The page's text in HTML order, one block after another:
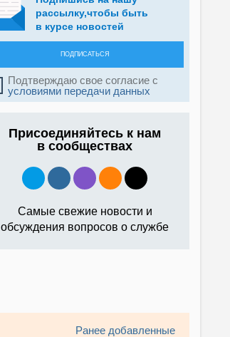
рассылку,чтобы быть
в курсе новостей
ПОДПИСАТЬСЯ
Подтверждаю свое согласие с
условиями передачи данных
Присоединяйтесь к нам
в сообществах
Самые свежие новости и
обсуждения вопросов о службе
Ранее добавленные